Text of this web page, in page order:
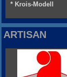
* Krois-Modell
ARTISAN